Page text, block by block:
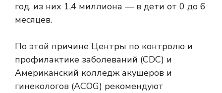
год, из них 1,4 миллиона — в дети от 0 до 6
месяцев.
По этой причине Центры по контролю и
профилактике заболеваний (CDC) и
Американский колледж акушеров и
гинекологов (ACOG) рекомендуют